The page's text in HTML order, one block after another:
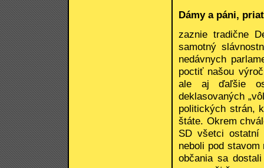
Dámy a páni,
zaznie tradične
samotný
nedávnych
poctiť našou
ale aj ďaľšie
deklasovaných
politických strán,
štáte. Okrem
SD všetci
neboli pod
občania sa